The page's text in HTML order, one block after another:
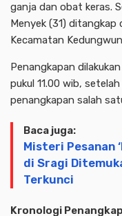
ganja dan obat keras.
Menyek (31) ditangkap
Kecamatan
Penangkapan
pukul 11.00 wib,
penangkapan salah
Baca juga:
Misteri Pesanan
di Sragi
Terkunci
Kronologi